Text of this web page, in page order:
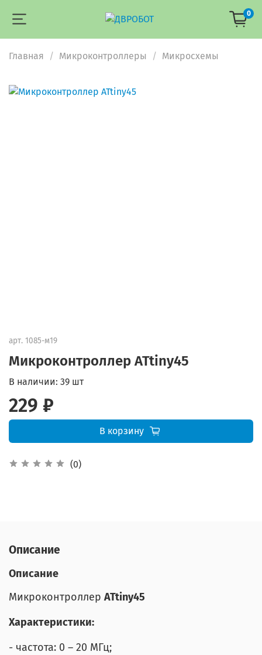
0
Главная Микроконтроллеры Микросхемы
арт. 1085-м19
Микроконтроллер ATtiny45
(0)
В наличии: 39 шт
229 ₽
В корзину
Описание
Описание
Микроконтроллер ATtiny45
Характеристики:
- частота: 0 – 20 МГц;